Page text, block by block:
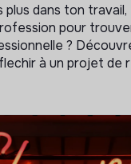
plus dans ton
pour
?
à un projet de